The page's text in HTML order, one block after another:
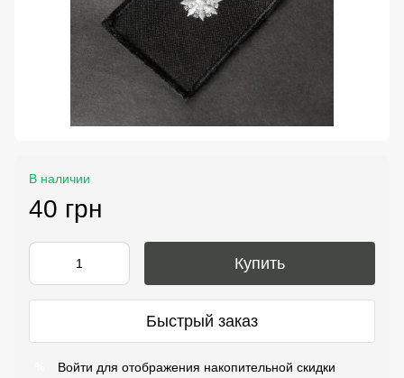
В наличии
40 грн
Купить
Быстрый заказ
Войти для отображения накопительной скидки